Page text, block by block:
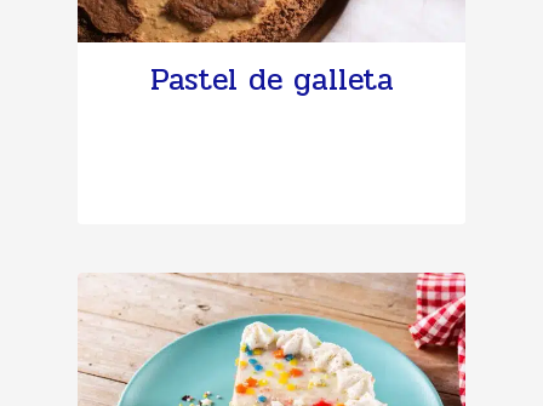
Pastel de galleta